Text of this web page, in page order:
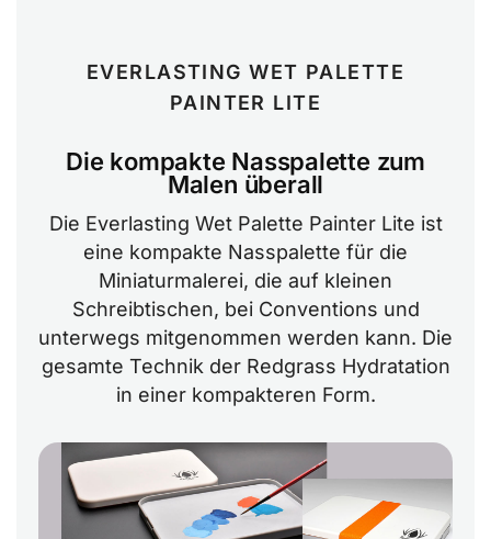
EVERLASTING WET PALETTE
PAINTER LITE
Die kompakte Nasspalette zum
Malen überall
Die Everlasting Wet Palette Painter Lite ist
eine kompakte Nasspalette für die
Miniaturmalerei, die auf kleinen
Schreibtischen, bei Conventions und
unterwegs mitgenommen werden kann. Die
gesamte Technik der Redgrass Hydratation
in einer kompakteren Form.